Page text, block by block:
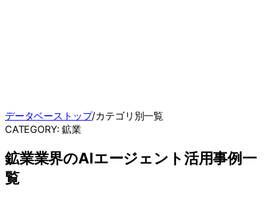
データベーストップ/カテゴリ別一覧
CATEGORY:鉱業
鉱業業界のAIエージェント活用事例一
覧